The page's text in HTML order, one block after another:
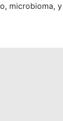
microbioma,